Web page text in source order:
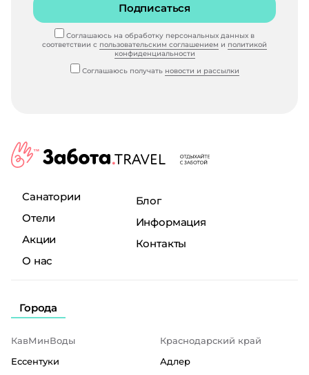
Подписаться
Соглашаюсь на обработку персональных данных в
соответствии с пользовательским соглашением и политикой
конфиденциальности
Соглашаюсь получать новости и рассылки
Санатории
Отели
Акции
О нас
Блог
Информация
Контакты
Города
КавМинВоды
Ессентуки
Краснодарский край
Адлер